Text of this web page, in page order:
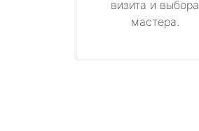
визита и выбора
мастера.